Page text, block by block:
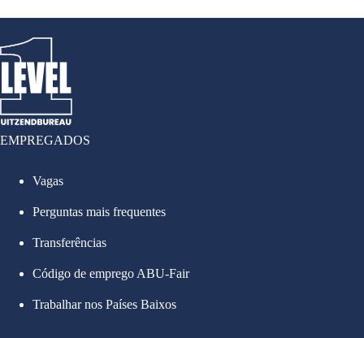
EMPREGADOS
Vagas
Perguntas mais frequentes
Transferências
Código de emprego ABU-Fair
Trabalhar nos Países Baixos